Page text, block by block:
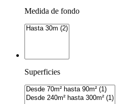
Medida de fondo
Superficies